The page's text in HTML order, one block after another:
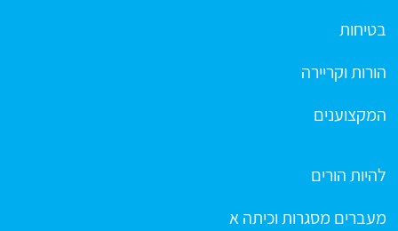
בטיחות
הורות וקריירה
המקצוענים
להיות הורים
מעברים מסגרות וכיתה א